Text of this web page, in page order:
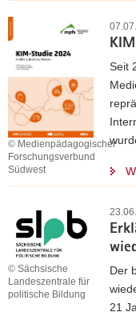
© Medienpädagogischer
Forschungsverbund
Südwest
Seit
© Sächsische
Landeszentrale für
politische Bildung
Der
21